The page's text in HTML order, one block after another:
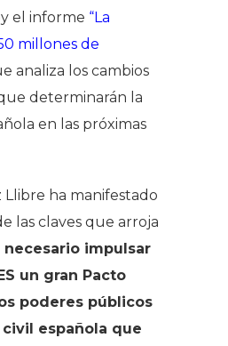
el informe “La
millones de
analiza los cambios
determinarán la
en las próximas
Llibre ha manifestado
las claves que arroja
necesario impulsar
un gran Pacto
poderes públicos
española que